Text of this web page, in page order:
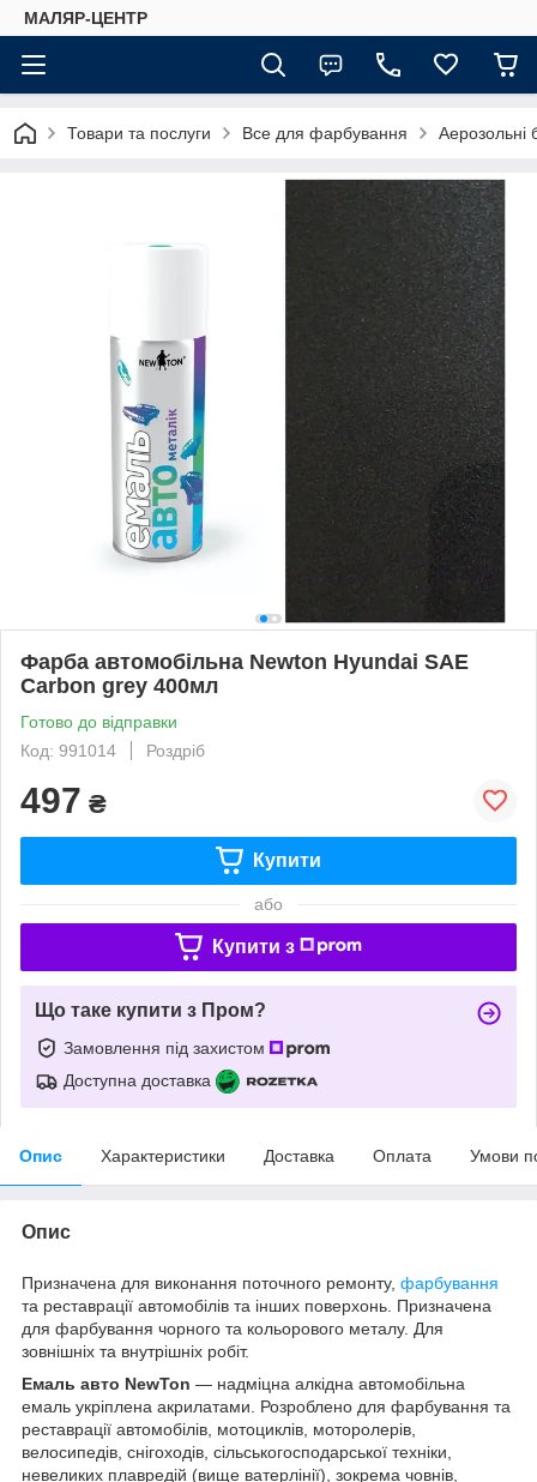
МАЛЯР-ЦЕНТР
Товари та послуги Все для фарбування Аерозольні
Фарба автомобільна Newton Hyundai SAE
Carbon grey 400мл
Готово до відправки
Код: 991014
Роздріб
497 ₴
Купити
або
Купити з
Що таке купити з Пром?
Замовлення під захистом
Доступна доставка
Опис Характеристики Доставка Оплата Умови
Опис
Призначена для виконання поточного ремонту, фарбування
та реставрації автомобілів та інших поверхонь. Призначена
для фарбування чорного та кольорового металу. Для
зовнішніх та внутрішніх робіт.
Емаль авто NewTon — надміцна алкідна автомобільна
емаль укріплена акрилатами. Розроблено для фарбування та
реставрації автомобілів, мотоциклів, моторолерів,
велосипедів, снігоходів, сільськогосподарської техніки,
невеликих плавредій (вище ватерлінії), зокрема човнів,